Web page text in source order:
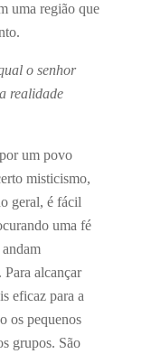
uma região que
o senhor
realidade
um povo
misticismo,
geral, é fácil
uma fé
Para alcançar
eficaz para a
os pequenos
grupos. São